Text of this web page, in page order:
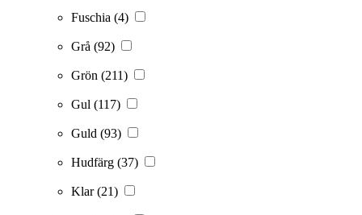
Fuschia (4)
Grå (92)
Grön (211)
Gul (117)
Guld (93)
Hudfärg (37)
Klar(21)